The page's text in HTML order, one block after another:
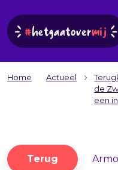
Home Actueel
de
een
Terug